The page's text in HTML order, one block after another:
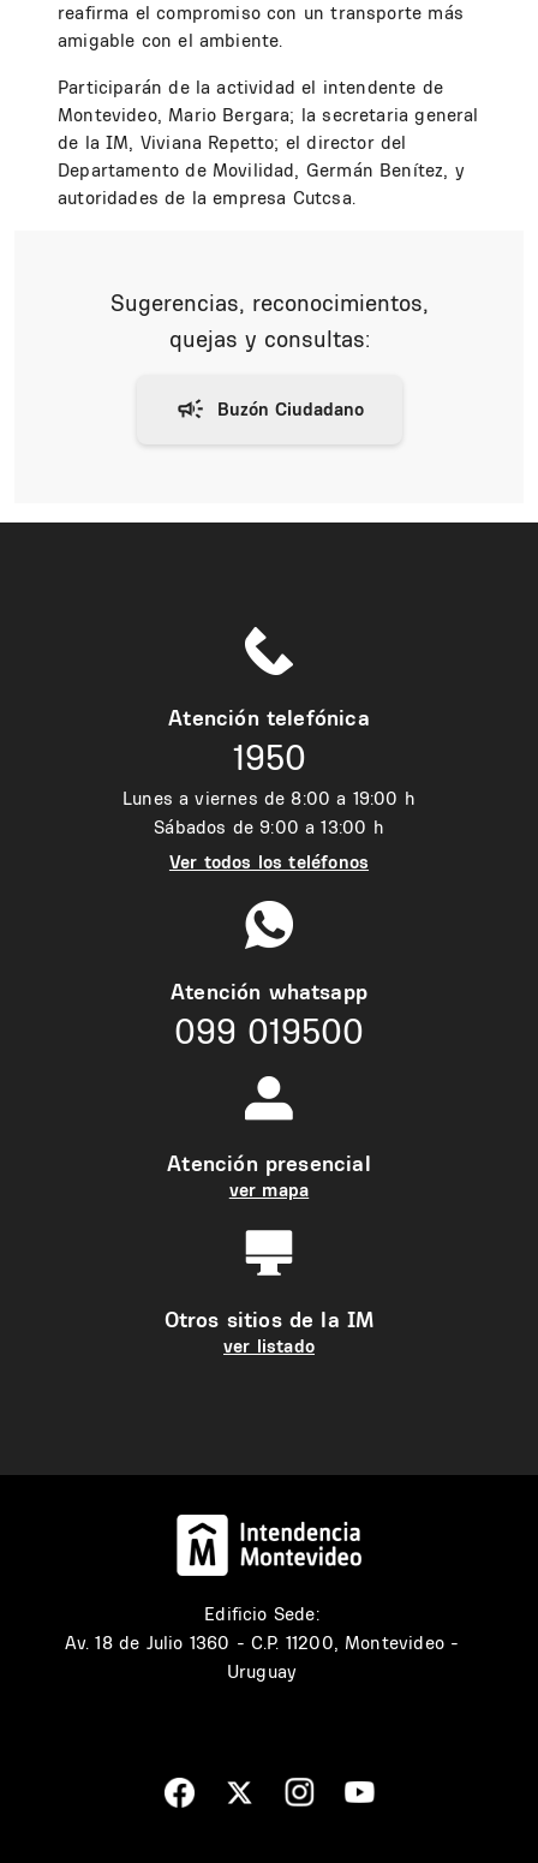
reafirma el compromiso con un transporte más
amigable con el ambiente.
Participarán de la actividad el intendente de
Montevideo, Mario Bergara; la secretaria general
de la IM, Viviana Repetto; el director del
Departamento de Movilidad, Germán Benítez, y
autoridades de la empresa Cutcsa.
Sugerencias, reconocimientos,
quejas y consultas:
Atención telefónica
1950
Lunes a viernes de 8:00 a 19:00 h
Sábados de 9:00 a 13:00 h
Ver todos los teléfonos
Atención whatsapp
099 019500
Atención presencial
ver mapa
Otros sitios de la IM
ver listado
Edificio Sede:
Av. 18 de Julio 1360 - C.P. 11200, Montevideo -
Uruguay